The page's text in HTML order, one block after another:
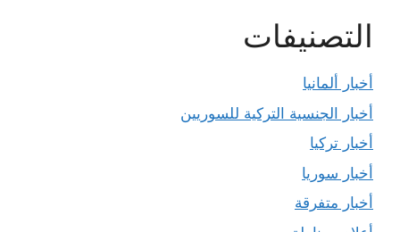
التصنيفات
أخبار ألمانيا
أخبار الجنسية التركية للسوريين
أخبار تركيا
أخبار سوريا
أخبار متفرقة